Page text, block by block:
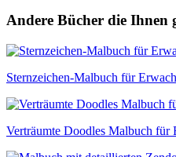
Andere Bücher die Ihnen
Sternzeichen-Malbuch für
Verträumte Doodles Malbuch für